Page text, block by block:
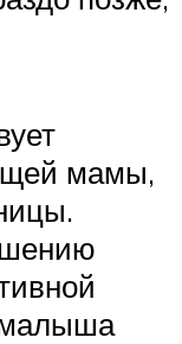
мамы,
малыша